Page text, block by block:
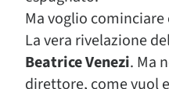
Ma voglio
La vera rivelazione
Beatrice Venezi. Ma